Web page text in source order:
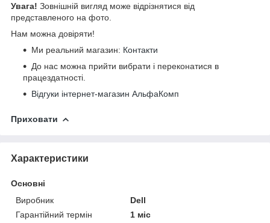
Увага! Зовнішній вигляд може відрізнятися від
представленого на фото.
Нам можна довіряти!
Ми реальний магазин: Контакти
До нас можна прийти вибрати і переконатися в
працездатності.
Відгуки інтернет-магазин АльфаКомп
Приховати
Характеристики
Основні
Виробник
Dell
Гарантійний термін
1 міс